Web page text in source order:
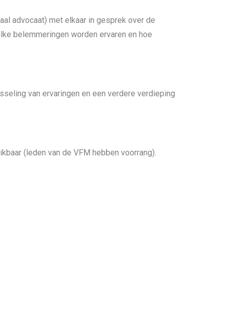
advocaat) met elkaar in gesprek over de
belemmeringen worden ervaren en hoe
van ervaringen en een verdere verdieping
(leden van de VFM hebben voorrang).